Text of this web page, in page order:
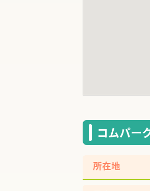
コムパー
所在地